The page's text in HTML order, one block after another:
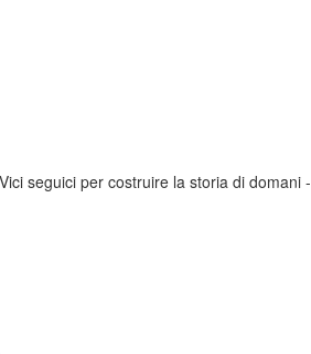
Vici seguici per costruire la storia di domani -